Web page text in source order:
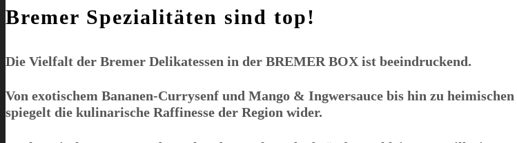
Bremer Spezialitäten sind top!
Die Vielfalt der Bremer Delikatessen in der BREMER BOX ist beeindruckend.
Von exotischem Bananen-Currysenf und Mango & Ingwersauce bis hin zu
spiegelt die kulinarische Raffinesse der Region wider.